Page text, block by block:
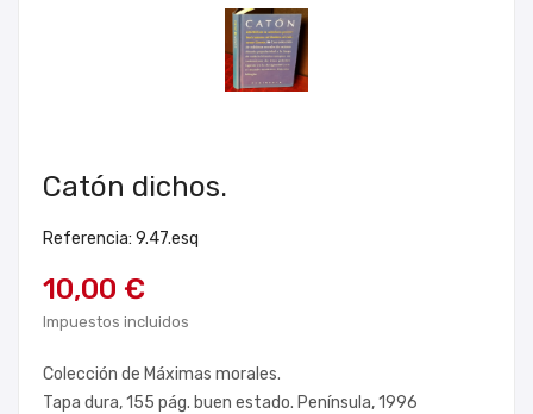
Catón dichos.
Referencia: 9.47.esq
10,00 €
Impuestos incluidos
Colección de Máximas morales.
Tapa dura, 155 pág. buen estado. Península, 1996